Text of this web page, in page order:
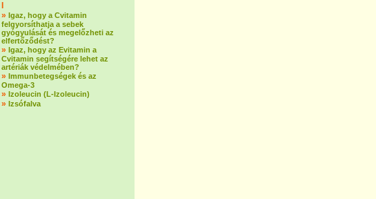
» Igaz, hogy a Cvitamin
felgyorsíthatja a sebek
gyógyulását és megelőzheti az
elfertőződést?
» Igaz, hogy az Evitamin a
Cvitamin segítségére lehet az
artériák védelmében?
» Immunbetegségek és az
Omega-3
» Izoleucin (L-Izoleucin)
» Izsófalva